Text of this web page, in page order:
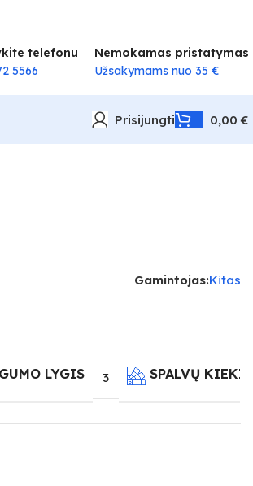
telefonu
5566
Nemokamas pristatymas
Užsakymams nuo 35 €
Prisijungti 0,00€
Gamintojas:Kitas
LYGIS 3 SPALVŲ KIEKIS